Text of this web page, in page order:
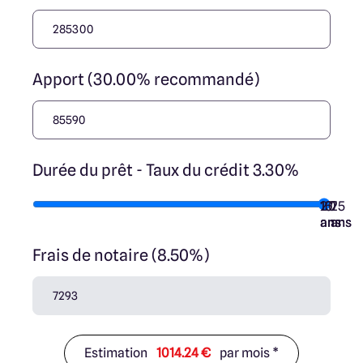
Apport (30.00% recommandé)
Durée du prêt - Taux du crédit 3.30%
7
ans
10
ans
15
ans
20
ans
25
ans
Frais de notaire (8.50%)
Estimation 1014.24 € par mois *